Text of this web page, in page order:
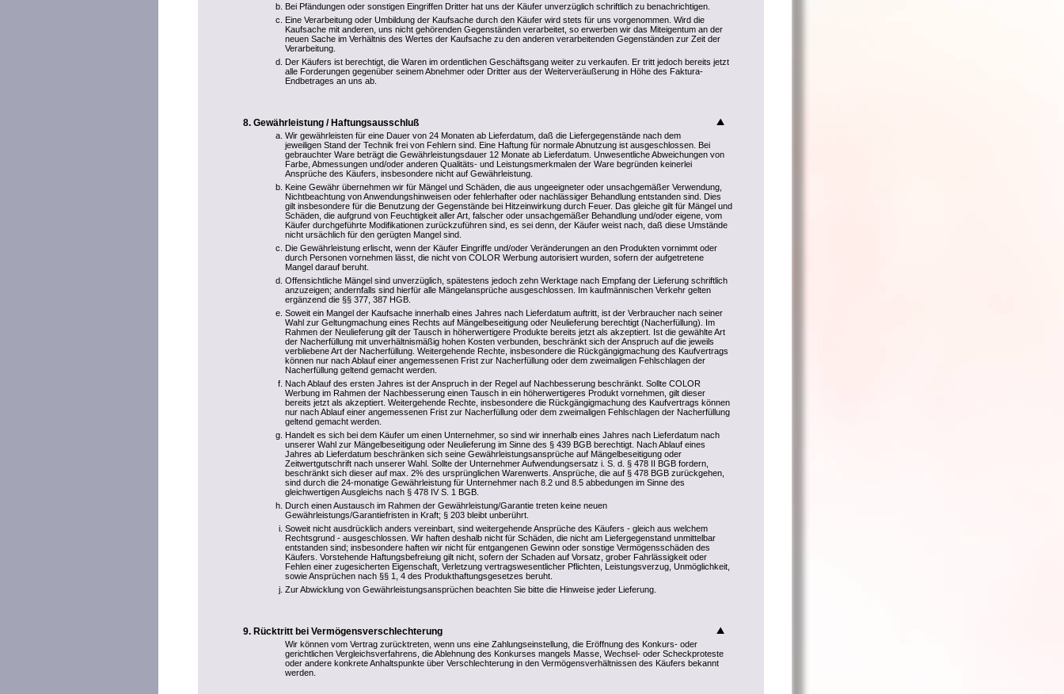
Bei Pfändungen oder sonstigen Eingriffen Dritter hat uns der Käufer unverzüglich schriftlich zu benachrichtigen.
Eine Verarbeitung oder Umbildung der Kaufsache durch den Käufer wird stets für uns vorgenommen. Wird die
Kaufsache mit anderen, uns nicht gehörenden Gegenständen verarbeitet, so erwerben wir das Miteigentum an der
neuen Sache im Verhältnis des Wertes der Kaufsache zu den anderen verarbeitenden Gegenständen zur Zeit der
Verarbeitung.
Der Käufers ist berechtigt, die Waren im ordentlichen Geschäftsgang weiter zu verkaufen. Er tritt jedoch bereits jetzt
alle Forderungen gegenüber seinem Abnehmer oder Dritter aus der Weiterveräußerung in Höhe des Faktura-
Endbetrages an uns ab.
Gewährleistung / Haftungsausschluß
Wir gewährleisten für eine Dauer von 24 Monaten ab Lieferdatum, daß die Liefergegenstände nach dem
jeweiligen Stand der Technik frei von Fehlern sind. Eine Haftung für normale Abnutzung ist ausgeschlossen. Bei
gebrauchter Ware beträgt die Gewährleistungsdauer 12 Monate ab Lieferdatum. Unwesentliche Abweichungen von
Farbe, Abmessungen und/oder anderen Qualitäts- und Leistungsmerkmalen der Ware begründen keinerlei
Ansprüche des Käufers, insbesondere nicht auf Gewährleistung.
Keine Gewähr übernehmen wir für Mängel und Schäden, die aus ungeeigneter oder unsachgemäßer Verwendung,
Nichtbeachtung von Anwendungshinweisen oder fehlerhafter oder nachlässiger Behandlung entstanden sind. Dies
gilt insbesondere für die Benutzung der Gegenstände bei Hitzeinwirkung durch Feuer. Das gleiche gilt für Mängel und
Schäden, die aufgrund von Feuchtigkeit aller Art, falscher oder unsachgemäßer Behandlung und/oder eigene, vom
Käufer durchgeführte Modifikationen zurückzuführen sind, es sei denn, der Käufer weist nach, daß diese Umstände
nicht ursächlich für den gerügten Mangel sind.
Die Gewährleistung erlischt, wenn der Käufer Eingriffe und/oder Veränderungen an den Produkten vornimmt oder
durch Personen vornehmen lässt, die nicht von COLOR Werbung autorisiert wurden, sofern der aufgetretene
Mangel darauf beruht.
Offensichtliche Mängel sind unverzüglich, spätestens jedoch zehn Werktage nach Empfang der Lieferung schriftlich
anzuzeigen; andernfalls sind hierfür alle Mängelansprüche ausgeschlossen. Im kaufmännischen Verkehr gelten
ergänzend die §§ 377, 387 HGB.
Soweit ein Mangel der Kaufsache innerhalb eines Jahres nach Lieferdatum auftritt, ist der Verbraucher nach seiner
Wahl zur Geltungmachung eines Rechts auf Mängelbeseitigung oder Neulieferung berechtigt (Nacherfüllung). Im
Rahmen der Neulieferung gilt der Tausch in höherwertigere Produkte bereits jetzt als akzeptiert. Ist die gewählte Art
der Nacherfüllung mit unverhältnismäßig hohen Kosten verbunden, beschränkt sich der Anspruch auf die jeweils
verbliebene Art der Nacherfüllung. Weitergehende Rechte, insbesondere die Rückgängigmachung des Kaufvertrags
können nur nach Ablauf einer angemessenen Frist zur Nacherfüllung oder dem zweimaligen Fehlschlagen der
Nacherfüllung geltend gemacht werden.
Nach Ablauf des ersten Jahres ist der Anspruch in der Regel auf Nachbesserung beschränkt. Sollte COLOR
Werbung im Rahmen der Nachbesserung einen Tausch in ein höherwertigeres Produkt vornehmen, gilt dieser
bereits jetzt als akzeptiert. Weitergehende Rechte, insbesondere die Rückgängigmachung des Kaufvertrags können
nur nach Ablauf einer angemessenen Frist zur Nacherfüllung oder dem zweimaligen Fehlschlagen der Nacherfüllung
geltend gemacht werden.
Handelt es sich bei dem Käufer um einen Unternehmer, so sind wir innerhalb eines Jahres nach Lieferdatum nach
unserer Wahl zur Mängelbeseitigung oder Neulieferung im Sinne des § 439 BGB berechtigt. Nach Ablauf eines
Jahres ab Lieferdatum beschränken sich seine Gewährleistungsansprüche auf Mängelbeseitigung oder
Zeitwertgutschrift nach unserer Wahl. Sollte der Unternehmer Aufwendungsersatz i. S. d. § 478 II BGB fordern,
beschränkt sich dieser auf max. 2% des ursprünglichen Warenwerts. Ansprüche, die auf § 478 BGB zurückgehen,
sind durch die 24-monatige Gewährleistung für Unternehmer nach 8.2 und 8.5 abbedungen im Sinne des
gleichwertigen Ausgleichs nach § 478 IV S. 1 BGB.
Durch einen Austausch im Rahmen der Gewährleistung/Garantie treten keine neuen
Gewährleistungs/Garantiefristen in Kraft; § 203 bleibt unberührt.
Soweit nicht ausdrücklich anders vereinbart, sind weitergehende Ansprüche des Käufers - gleich aus welchem
Rechtsgrund - ausgeschlossen. Wir haften deshalb nicht für Schäden, die nicht am Liefergegenstand unmittelbar
entstanden sind; insbesondere haften wir nicht für entgangenen Gewinn oder sonstige Vermögensschäden des
Käufers. Vorstehende Haftungsbefreiung gilt nicht, sofern der Schaden auf Vorsatz, grober Fahrlässigkeit oder
Fehlen einer zugesicherten Eigenschaft, Verletzung vertragswesentlicher Pflichten, Leistungsverzug, Unmöglichkeit,
sowie Ansprüchen nach §§ 1, 4 des Produkthaftungsgesetzes beruht.
Zur Abwicklung von Gewährleistungsansprüchen beachten Sie bitte die Hinweise jeder Lieferung.
Rücktritt bei Vermögensverschlechterung
Wir können vom Vertrag zurücktreten, wenn uns eine Zahlungseinstellung, die Eröffnung des Konkurs- oder
gerichtlichen Vergleichsverfahrens, die Ablehnung des Konkurses mangels Masse, Wechsel- oder Scheckproteste
oder andere konkrete Anhaltspunkte über Verschlechterung in den Vermögensverhältnissen des Käufers bekannt
werden.